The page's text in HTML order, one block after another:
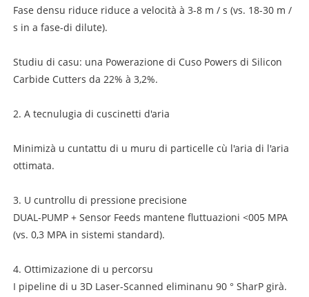
Fase densu riduce riduce a velocità à 3-8 m / s (vs. 18-30 m /
s in a fase-di dilute).
Studiu di casu: una Powerazione di Cuso Powers di Silicon
Carbide Cutters da 22% à 3,2%.
2. A tecnulugia di cuscinetti d'aria
Minimizà u cuntattu di u muru di particelle cù l'aria di l'aria
ottimata.
3. U cuntrollu di pressione precisione
DUAL-PUMP + Sensor Feeds mantene fluttuazioni <005 MPA
(vs. 0,3 MPA in sistemi standard).
4. Ottimizazione di u percorsu
I pipeline di u 3D Laser-Scanned eliminanu 90 ° SharP girà.